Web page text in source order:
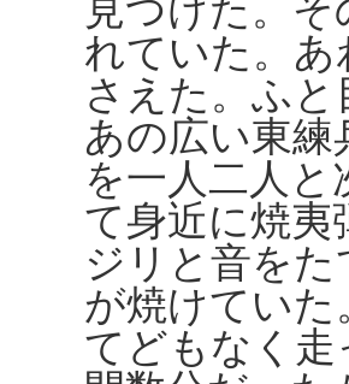
見つけた。
れていた。
さえた。ふ
あの広い東練
を一人二人
て身近に焼夷
ジリと音を
が焼けてい
てどもなく